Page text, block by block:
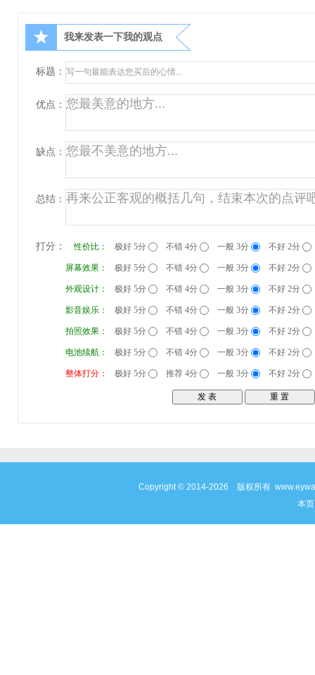
★ 我来发表一下我的观点
标题：
优点：
缺点：
总结：
打分： 性价比： 极好 5分 不错 4分 一般 3分 不好 2分
屏幕效果： 极好 5分 不错 4分 一般 3分 不好 2分
外观设计： 极好 5分 不错 4分 一般 3分 不好 2分
影音娱乐： 极好 5分 不错 4分 一般 3分 不好 2分
拍照效果： 极好 5分 不错 4分 一般 3分 不好 2分
电池续航： 极好 5分 不错 4分 一般 3分 不好 2分
整体打分： 极好 5分 推荐 4分 一般 3分 不好 2分
Copyright © 2014-2026 版权所有
本